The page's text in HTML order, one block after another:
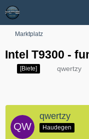
Marktplatz
Intel T9300 -
[Biete] qwertzy
qwertzy
Haudegen